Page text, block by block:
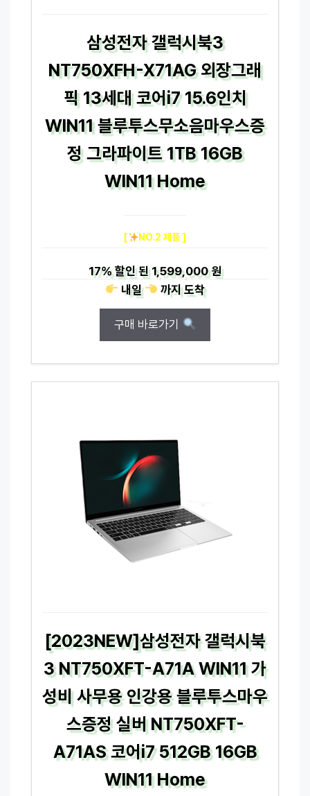
삼성전자 갤럭시북3
NT750XFH-X71AG 외장그래
픽 13세대 코어i7 15.6인치
WIN11 블루투스무소음마우스증
정 그라파이트 1TB 16GB
WIN11 Home
[ NO.2 제품 ]
17%할인 된1,599,000 원
내일
까지도착
구매 바로가기
[2023NEW]삼성전자 갤럭시북
3 NT750XFT-A71A WIN11 가
성비 사무용 인강용 블루투스마우
스증정 실버 NT750XFT-
A71AS 코어i7 512GB 16GB
WIN11 Home